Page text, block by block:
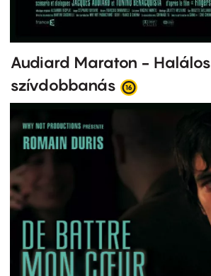
Audiard Maraton - Halálos
szívdobbanás